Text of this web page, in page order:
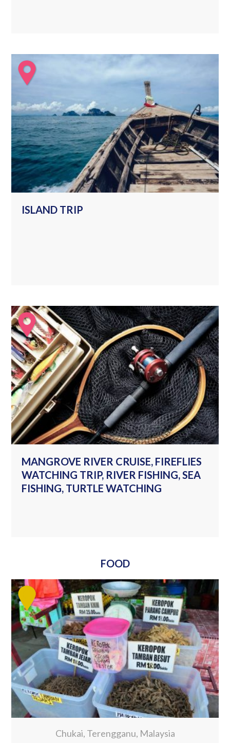
ISLAND TRIP
MANGROVE RIVER CRUISE, FIREFLIES
WATCHING TRIP, RIVER FISHING, SEA
FISHING, TURTLE WATCHING
FOOD
Chukai, Terengganu, Malaysia